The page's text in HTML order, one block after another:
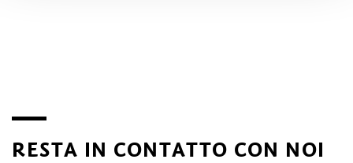
RESTA IN CONTATTO CON NOI